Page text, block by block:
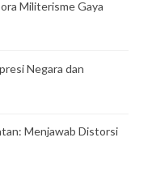
Militerisme Gaya
Negara dan
Menjawab Distorsi